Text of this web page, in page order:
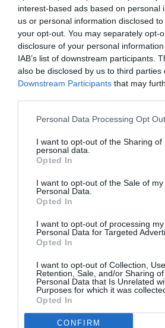
interest-based ads based on personal
us or personal information disclosed
your opt-out. You may separately opt-
disclosure of your personal
IAB’s list of downstream participants.
also be disclosed by us to third parties
Downstream Participants that may
Personal Data Processing Opt
I want to opt-out of the Sharing of
personal data.
Opted In
I want to opt-out of the Sale of my
Personal Data.
Opted In
I want to opt-out of processing my
Personal Data for Targeted
Opted In
I want to opt-out of Collection, Use,
Retention, Sale, and/or Sharing
Personal Data that Is Unrelated
Purposes for which it was
Opted In
CONFIRM
Articolo seguente
IMMIGRAZIONE: FERRERO,
MARONI AUMENTA
TI POTREBBERO
ANCHE:
ATTUALITÀ
Cagliari, smantellata rete
favorire l’immigrazione